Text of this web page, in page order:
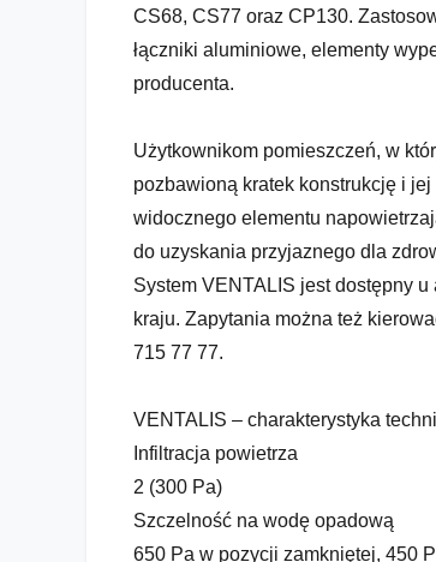
CS68, CS77 oraz CP130.
łączniki aluminiowe, elementy
producenta.
Użytkownikom pomieszczeń, w
pozbawioną kratek konstrukcję i
widocznego elementu
do uzyskania przyjaznego dla
System VENTALIS jest dostępny
kraju. Zapytania można też
715 77 77.
VENTALIS – charakterystyka
Infiltracja powietrza
2 (300 Pa)
Szczelność na wodę opadową
650 Pa w pozycji zamkniętej, 450